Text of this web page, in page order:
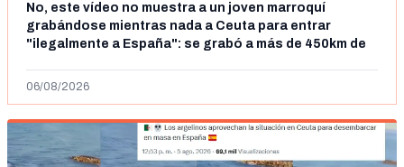
No, este vídeo no muestra a un joven marroquí
grabándose mientras nada a Ceuta para entrar
"ilegalmente a España": se grabó a más de 450km de
06/08/2026